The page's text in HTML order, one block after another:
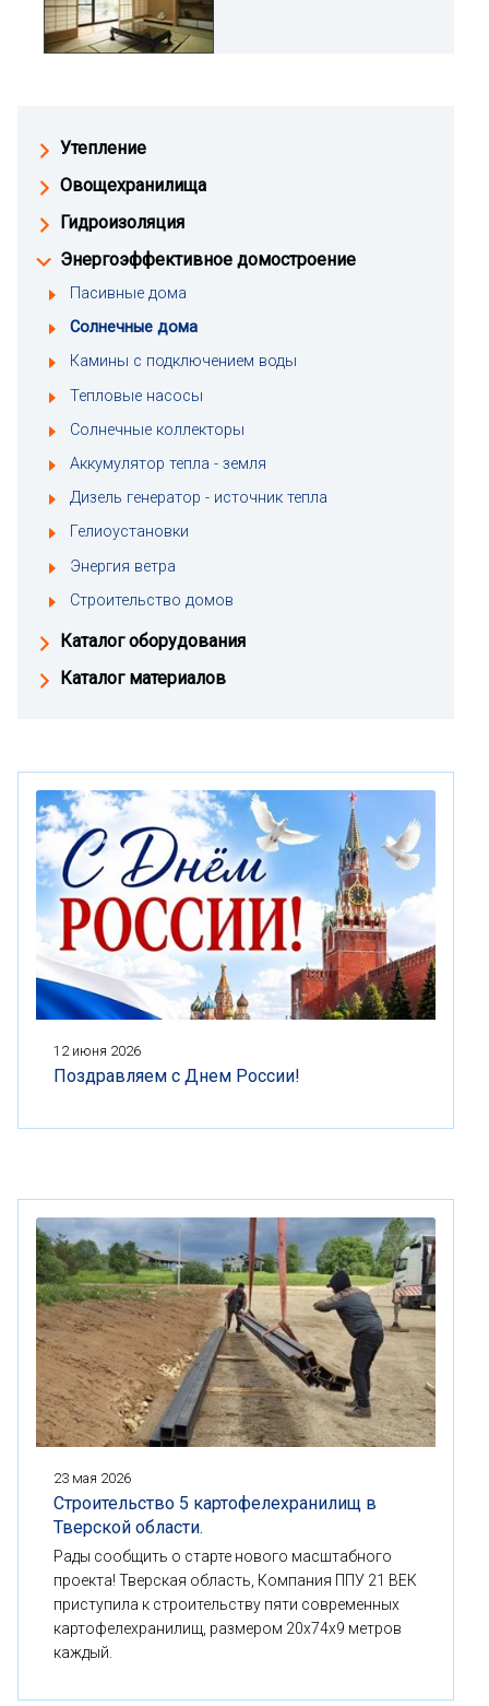
Утепление
Овощехранилища
Гидроизоляция
Энергоэффективное домостроение
Пасивные дома
Солнечные дома
Камины с подключением воды
Тепловые насосы
Солнечные коллекторы
Аккумулятор тепла - земля
Дизель генератор - источник тепла
Гелиоустановки
Энергия ветра
Строительство домов
Каталог оборудования
Каталог материалов
12 июня 2026
Поздравляем с Днем России!
23 мая 2026
Строительство 5 картофелехранилищ в
Тверской области.
Рады сообщить о старте нового масштабного
проекта! Тверская область, Компания ППУ 21 ВЕК
приступила к строительству пяти современных
картофелехранилищ, размером 20x74x9 метров
каждый.